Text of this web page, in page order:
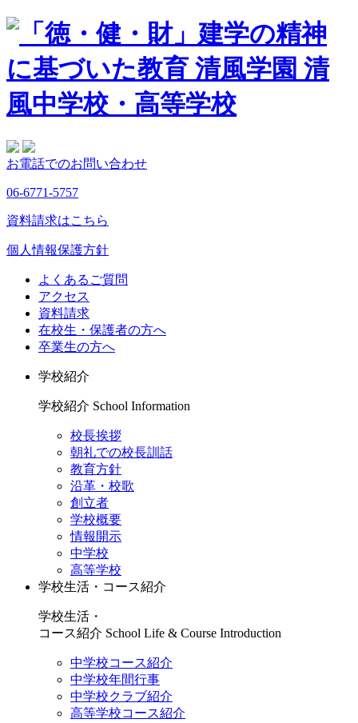
お電話でのお問い合わせ
06-6771-5757
資料請求はこちら
個人情報保護方針
よくあるご質問
アクセス
資料請求
在校生・保護者の方へ
卒業生の方へ
学校紹介
学校紹介 School Information
校長挨拶
朝礼での校長訓話
教育方針
沿革・校歌
創立者
学校概要
情報開示
中学校
高等学校
学校生活・コース紹介
学校生活・
コース紹介 School Life & Course Introduction
中学校コース紹介
中学校年間行事
中学校クラブ紹介
高等学校コース紹介